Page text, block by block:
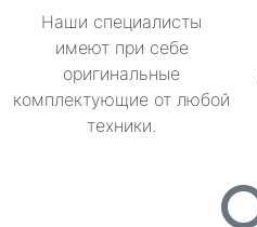
Наши специалисты
имеют при себе
оригинальные
комплектующие от любой
техники.